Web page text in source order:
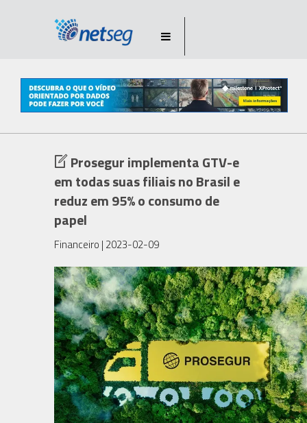
Prosegur implementa GTV-e
em todas suas filiais no Brasil e
reduz em 95% o consumo de
papel
Financeiro | 2023-02-09